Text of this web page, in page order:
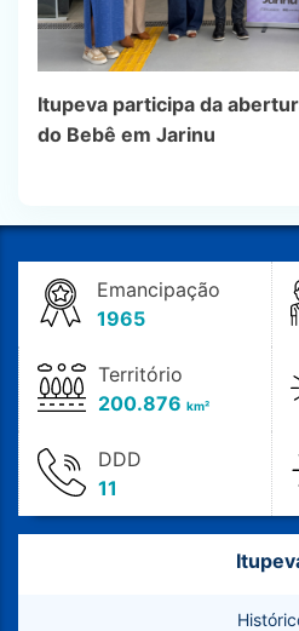
Itupeva participa da
do Bebê em Jarinu
Emancipação
1965
Território
200.876 km²
DDD
11